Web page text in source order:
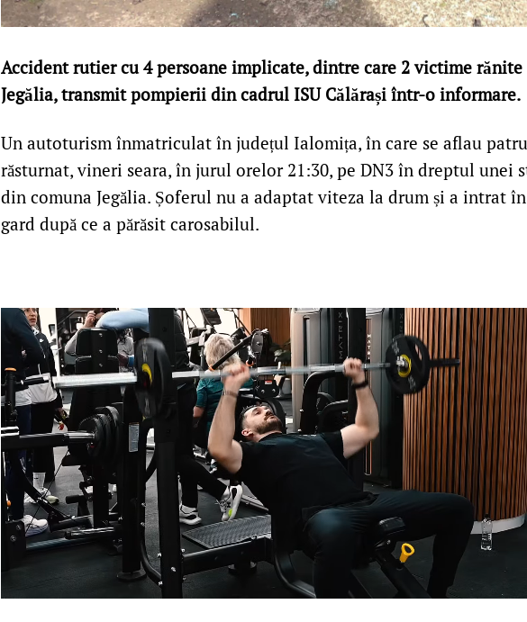
Accident rutier cu 4 persoane implicate, dintre care 2 victime rănite
Jegălia, transmit pompierii din cadrul ISU Călărași într-o informare.
Un autoturism înmatriculat în județul Ialomița, în care se aflau
răsturnat, vineri seara, în jurul orelor 21:30, pe DN3 în dreptul unei
din comuna Jegălia. Șoferul nu a adaptat viteza la drum și a intrat
gard după ce a părăsit carosabilul.